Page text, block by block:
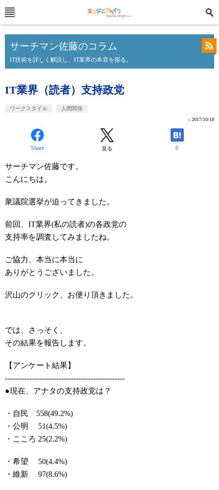
サーチマン佐藤のコラム
IT技術を詳しく解説し、IT業界の本音を探る。
IT業界（読者）支持政党
ワークスタイル 人間関係
» 2017/10/18
Share 見る 0
サーチマン佐藤です。
こんにちは。
衆議院選挙が迫ってきました。
前回、IT業界(私の読者)の各政党の
支持率を調査してみましたね。
ご協力、本当に本当に
ありがとうございました。
沢山のクリック、お便り頂きました。
では、さっそく、
その結果を報告します。
【アンケート結果】
-------------------------------------------------
●現在、アナタの支持政党は？
・自民 558(49.2%)
・公明 51(4.5%)
・こころ 25(2.2%)
・希望 50(4.4%)
・維新 97(8.6%)